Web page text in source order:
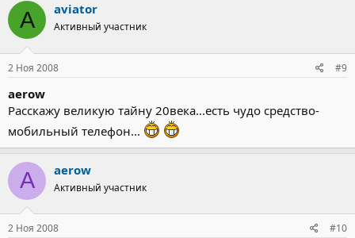
A aviator
Активный участник
2 Ноя 2008 #9
aerow
Расскажу великую тайну 20века...есть чудо средство-
мобильный телефон...
A aerow
Активный участник
2 Ноя 2008 #10